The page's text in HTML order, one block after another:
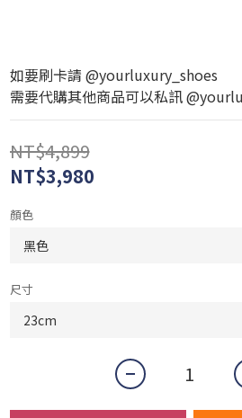
如要刷卡請 @yourluxury_shoes
需要代購其他商品可以私訊
NT$4,899
NT$3,980
顏色
尺寸